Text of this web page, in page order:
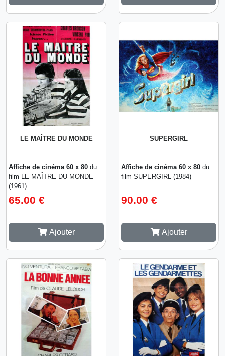
LE MAÎTRE DU MONDE
Affiche de cinéma 60 x 80 du
film LE MAÎTRE DU MONDE
(1961)
65.00 €
Ajouter
SUPERGIRL
Affiche de cinéma 60 x 80 du
film SUPERGIRL (1984)
90.00 €
Ajouter